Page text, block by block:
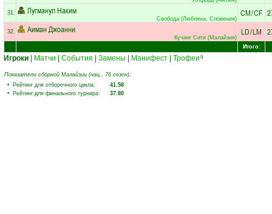
31. Лугманул Наким
Свобода (Любляна, Словения)
CM/CF
32. Аиман Джоанни
Кучинг Сити (Малайзия)
LD/LM
Итого:
Игроки Матчи События Замены Манифест Трофеи 9
Показатели сборной Малайзии (нац., 76 сезон):
• Рейтинг для отборочного цикла:
41.58
• Рейтинг для финального турнира:
37.80